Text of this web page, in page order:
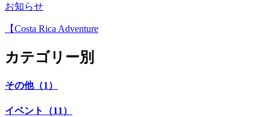
お知らせ
【Costa Rica Adventure
カテゴリー別
その他（1）
イベント（11）